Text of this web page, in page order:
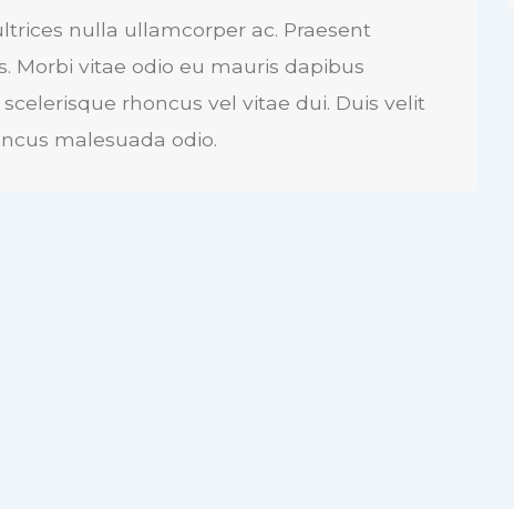
nulla ullamcorper ac. Praesent
Morbi vitae odio eu mauris dapibus
rhoncus vel vitae dui. Duis velit
malesuada odio.